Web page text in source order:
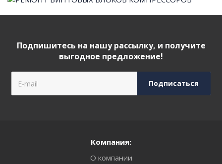
Подпишитесь на нашу рассылку, и получите
выгодное предложение!
Компания:
О компании